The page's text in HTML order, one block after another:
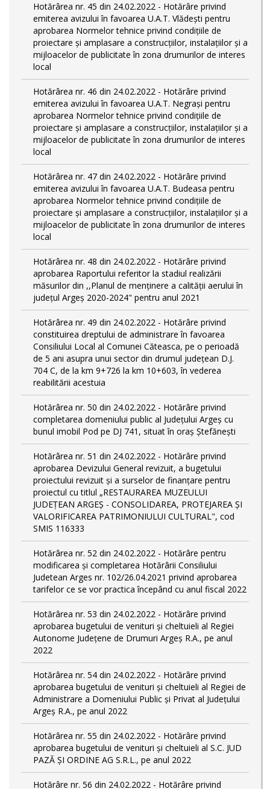
Hotărârea nr. 45 din 24.02.2022 - Hotărâre privind
emiterea avizului în favoarea U.A.T. Vlădești pentru
aprobarea Normelor tehnice privind condiţiile de
proiectare şi amplasare a construcţiilor, instalaţiilor şi a
mijloacelor de publicitate în zona drumurilor de interes
local
Hotărârea nr. 46 din 24.02.2022 - Hotărâre privind
emiterea avizului în favoarea U.A.T. Negrași pentru
aprobarea Normelor tehnice privind condiţiile de
proiectare şi amplasare a construcţiilor, instalaţiilor şi a
mijloacelor de publicitate în zona drumurilor de interes
local
Hotărârea nr. 47 din 24.02.2022 - Hotărâre privind
emiterea avizului în favoarea U.A.T. Budeasa pentru
aprobarea Normelor tehnice privind condiţiile de
proiectare şi amplasare a construcţiilor, instalaţiilor şi a
mijloacelor de publicitate în zona drumurilor de interes
local
Hotărârea nr. 48 din 24.02.2022 - Hotărâre privind
aprobarea Raportului referitor la stadiul realizării
măsurilor din ,,Planul de menținere a calității aerului în
județul Argeș 2020-2024" pentru anul 2021
Hotărârea nr. 49 din 24.02.2022 - Hotărâre privind
constituirea dreptului de administrare în favoarea
Consiliului Local al Comunei Căteasca, pe o perioadă
de 5 ani asupra unui sector din drumul județean D.J.
704 C, de la km 9+726 la km 10+603, în vederea
reabilitării acestuia
Hotărârea nr. 50 din 24.02.2022 - Hotărâre privind
completarea domeniului public al Judeţului Argeş cu
bunul imobil Pod pe DJ 741, situat în oraș Ștefănești
Hotărârea nr. 51 din 24.02.2022 - Hotărâre privind
aprobarea Devizului General revizuit, a bugetului
proiectului revizuit și a surselor de finanțare pentru
proiectul cu titlul „RESTAURAREA MUZEULUI
JUDEȚEAN ARGEȘ - CONSOLIDAREA, PROTEJAREA ȘI
VALORIFICAREA PATRIMONIULUI CULTURAL", cod
SMIS 116333
Hotărârea nr. 52 din 24.02.2022 - Hotărâre pentru
modificarea și completarea Hotărârii Consiliului
Judetean Arges nr. 102/26.04.2021 privind aprobarea
tarifelor ce se vor practica începând cu anul fiscal 2022
Hotărârea nr. 53 din 24.02.2022 - Hotărâre privind
aprobarea bugetului de venituri și cheltuieli al Regiei
Autonome Județene de Drumuri Argeș R.A., pe anul
2022
Hotărârea nr. 54 din 24.02.2022 - Hotărâre privind
aprobarea bugetului de venituri și cheltuieli al Regiei de
Administrare a Domeniului Public și Privat al Județului
Argeș R.A., pe anul 2022
Hotărârea nr. 55 din 24.02.2022 - Hotărâre privind
aprobarea bugetului de venituri și cheltuieli al S.C. JUD
PAZĂ ȘI ORDINE AG S.R.L., pe anul 2022
Hotărâre nr. 56 din 24.02.2022 - Hotărâre privind